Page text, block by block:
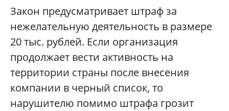
Закон предусматривает штраф за
нежелательную деятельность в размере
20 тыс. рублей. Если организация
продолжает вести активность на
территории страны после внесения
компании в черный список, то
нарушителю помимо штрафа грозит